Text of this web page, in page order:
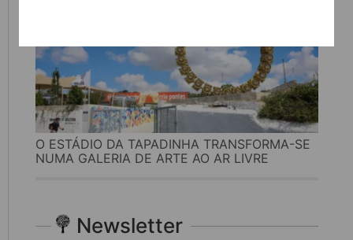
O ESTÁDIO DA TAPADINHA TRANSFORMA-SE
NUMA GALERIA DE ARTE AO AR LIVRE
Newsletter